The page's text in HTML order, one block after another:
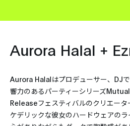
Aurora Halal +
Aurora Halalはプロデューサー、DJ
響力のあるパーティーシリーズ
Releaseフェスティバルのクリエータ
ケデリックな彼女のハードウェアの